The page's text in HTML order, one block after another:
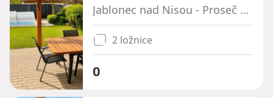
Jablonec nad Nisou - Proseč nad Nisou, Liberecký kraj
2 ložnice
0